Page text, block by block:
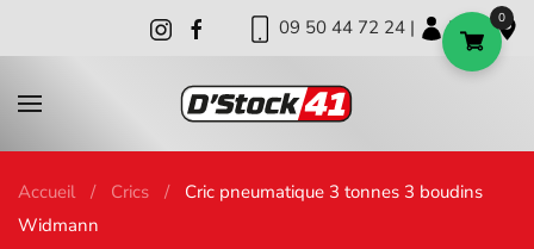
09 50 44 72 24 | | |
Accueil Crics
Cric pneumatique 3 tonnes 3 boudins
Widmann
0